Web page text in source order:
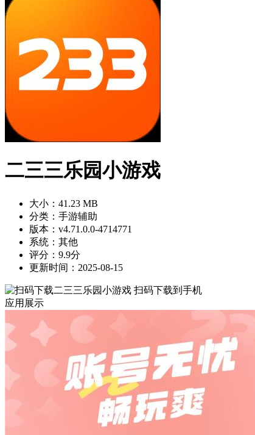
二三三乐园小游戏
大小：41.23 MB
分类：手游辅助
版本：v4.71.0.0-4714771
系统：其他
评分：9.9分
更新时间：2025-08-15
扫码下载到手机
应用展示